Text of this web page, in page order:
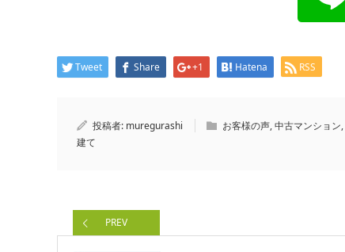
Tweet Share +1 Hatena RSS
投稿者: muregurashi お客様の声,中古マンション,
建て
PREV